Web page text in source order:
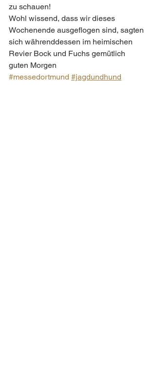
zu schauen!
Wohl wissend, dass wir dieses
Wochenende ausgeflogen sind, sagten
sich währenddessen im heimischen
Revier Bock und Fuchs gemütlich
guten Morgen
#messedortmund #jagdundhund